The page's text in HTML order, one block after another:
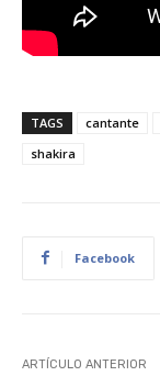
TAGS cantante
shakira
Facebook
ARTÍCULO ANTERIOR